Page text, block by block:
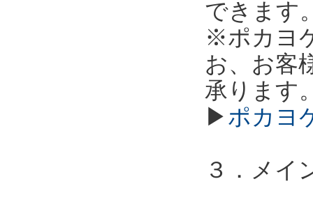
できます
※ポカヨ
お、お客
承ります
▶ポカヨ
３．メイ